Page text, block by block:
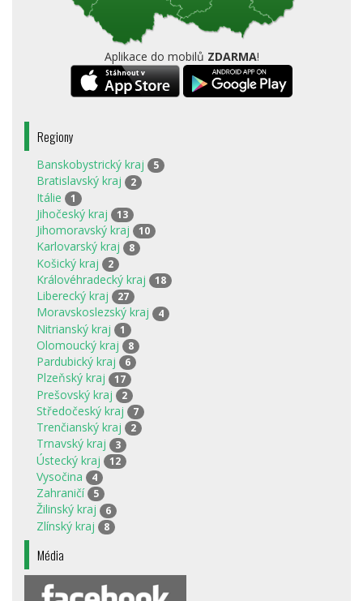
Aplikace do mobilů ZDARMA!
Regiony
Banskobystrický kraj 5
Bratislavský kraj 2
Itálie 1
Jihočeský kraj 13
Jihomoravský kraj 10
Karlovarský kraj 8
Košický kraj 2
Královéhradecký kraj 18
Liberecký kraj 27
Moravskoslezský kraj 4
Nitrianský kraj 1
Olomoucký kraj 8
Pardubický kraj 6
Plzeňský kraj 17
Prešovský kraj 2
Středočeský kraj 7
Trenčianský kraj 2
Trnavský kraj 3
Ústecký kraj 12
Vysočina 4
Zahraničí 5
Žilinský kraj 6
Zlínský kraj 8
Média